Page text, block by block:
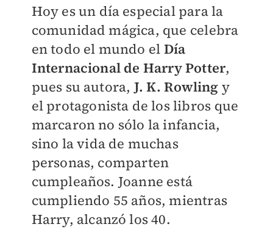
Hoy es un día especial para la
comunidad mágica, que celebra
en todo el mundo el Día
Internacional de Harry Potter,
pues su autora, J. K. Rowling y
el protagonista de los libros que
marcaron no sólo la infancia,
sino la vida de muchas
personas, comparten
cumpleaños. Joanne está
cumpliendo 55 años, mientras
Harry, alcanzó los 40.